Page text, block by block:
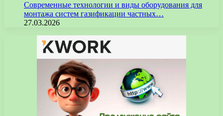
Современные технологии и виды оборудования для
монтажа систем газификации частных…
27.03.2026